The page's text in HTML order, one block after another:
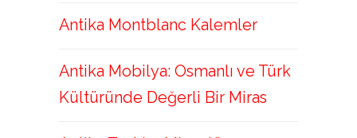
Antika Montblanc Kalemler
Antika Mobilya: Osmanlı ve Türk
Kültüründe Değerli Bir Miras